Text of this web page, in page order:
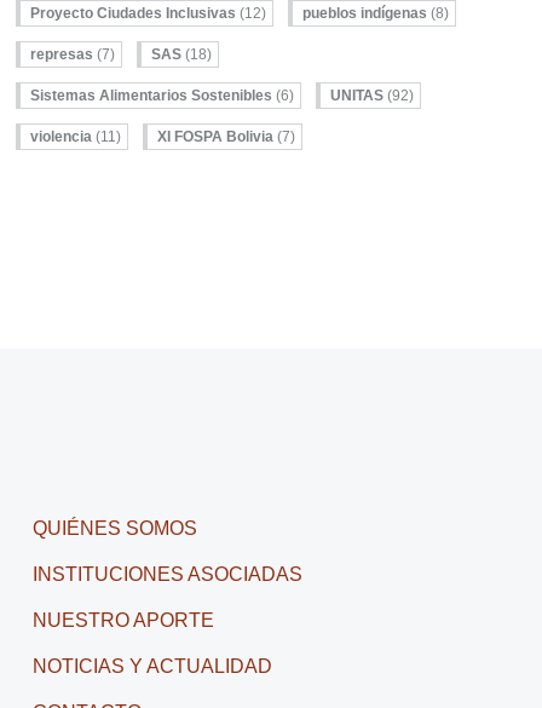
Proyecto Ciudades Inclusivas (12) pueblos indígenas (8)
represas (7) SAS (18)
Sistemas Alimentarios Sostenibles (6) UNITAS (92)
violencia (11) XI FOSPA Bolivia (7)
QUIÉNES SOMOS
INSTITUCIONES ASOCIADAS
NUESTRO APORTE
NOTICIAS Y ACTUALIDAD